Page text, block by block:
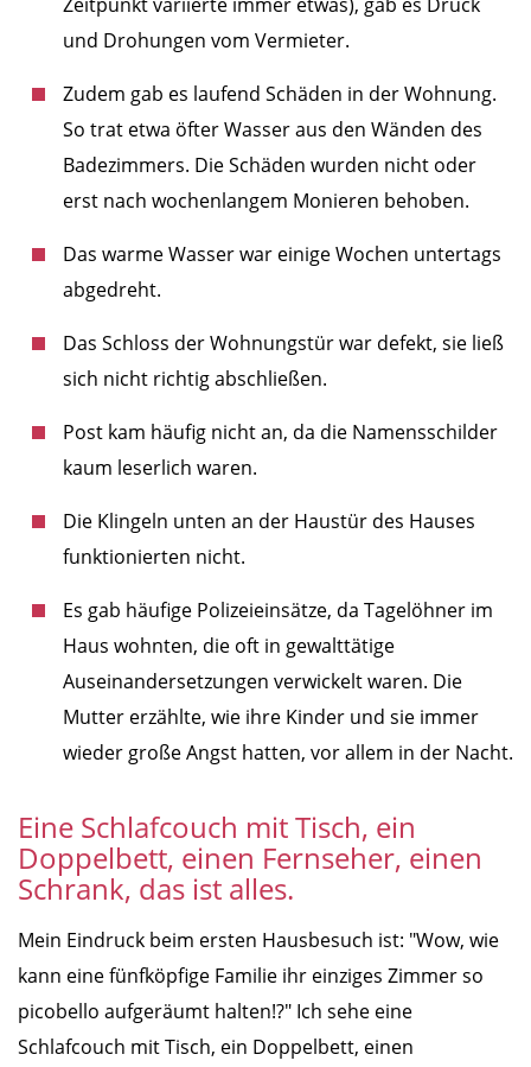
und Drohungen vom Vermieter.
Zudem gab es laufend Schäden in der Wohnung.
So trat etwa öfter Wasser aus den Wänden des
Badezimmers. Die Schäden wurden nicht oder
erst nach wochenlangem Monieren behoben.
Das warme Wasser war einige Wochen untertags
abgedreht.
Das Schloss der Wohnungstür war defekt, sie ließ
sich nicht richtig abschließen.
Post kam häufig nicht an, da die Namensschilder
kaum leserlich waren.
Die Klingeln unten an der Haustür des Hauses
funktionierten nicht.
Es gab häufige Polizeieinsätze, da Tagelöhner im
Haus wohnten, die oft in gewalttätige
Auseinandersetzungen verwickelt waren. Die
Mutter erzählte, wie ihre Kinder und sie immer
wieder große Angst hatten, vor allem in der Nacht.
Eine Schlafcouch mit Tisch, ein
Doppelbett, einen Fernseher, einen
Schrank, das ist alles.
Mein Eindruck beim ersten Hausbesuch ist: "Wow, wie
kann eine fünfköpfige Familie ihr einziges Zimmer so
picobello aufgeräumt halten!?" Ich sehe eine
Schlafcouch mit Tisch, ein Doppelbett, einen